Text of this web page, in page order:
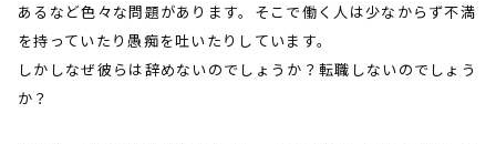
あるなど色々な問題があります。そこで働く人は少なからず不満
を持っていたり愚痴を吐いたりしています。
しかしなぜ彼らは辞めないのでしょうか？転職しないのでしょう
か？